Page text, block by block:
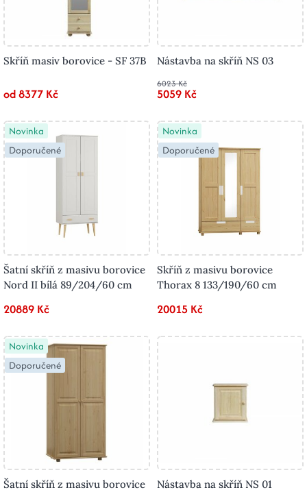
Skříň masiv borovice - SF 37B
od 8377 Kč
Nástavba na skříň NS 03
6023 Kč
5059 Kč
Novinka
Doporučené
Šatní skříň z masivu borovice
Nord II bílá 89/204/60 cm
20889 Kč
Novinka
Doporučené
Skříň z masivu borovice
Thorax 8 133/190/60 cm
20015 Kč
Novinka
Doporučené
Šatní skříň z masivu borovice
Nástavba na skříň NS 01